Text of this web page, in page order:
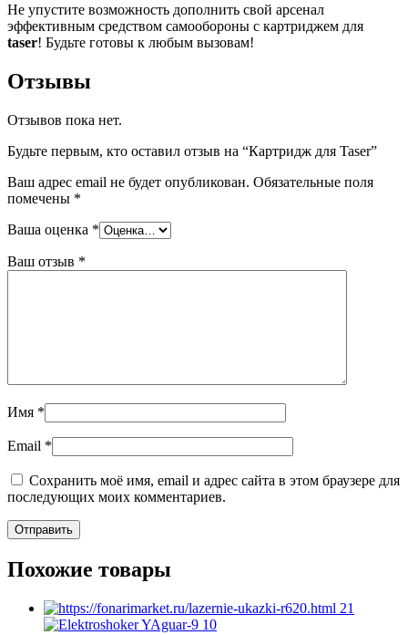
Не упустите возможность дополнить свой арсенал
эффективным средством самообороны с картриджем для
taser! Будьте готовы к любым вызовам!
Отзывы
Отзывов пока нет.
Будьте первым, кто оставил отзыв на “Картридж для Taser”
Ваш адрес email не будет опубликован. Обязательные поля
помечены *
Ваша оценка *
Ваш отзыв *
Имя *
Email *
Сохранить моё имя, email и адрес сайта в этом браузере для
последующих моих комментариев.
Похожие товары